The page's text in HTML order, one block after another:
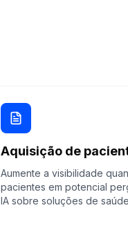
Aquisição de
Aumente a visibilidade
pacientes em potencial
IA sobre soluções de